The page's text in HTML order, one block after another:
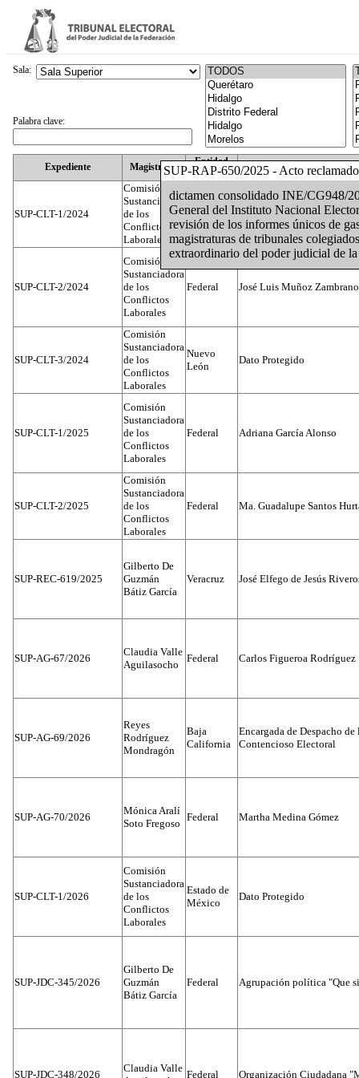
SUP-RAP-650/2025 - Acto reclamado
dictamen consolidado INE/CG948/
General del Instituto Nacional
revisión de los informes únicos de
magistraturas de tribunales
extraordinario del poder judicial de
Expediente Magistrado
Entidad
Federativa
SUP-CLT-1/2024
Comisión
Sustanciadora
de los
Conflictos
Laborales
Federal Juan José Serrato Velasco
SUP-CLT-2/2024
Comisión
Sustanciadora
de los
Conflictos
Laborales
Federal José Luis Muñoz Zambrano
SUP-CLT-3/2024
Comisión
Sustanciadora
de los
Conflictos
Laborales
Nuevo
León
Dato Protegido
SUP-CLT-1/2025
Comisión
Sustanciadora
de los
Conflictos
Laborales
Federal Adriana García Alonso
SUP-CLT-2/2025
Comisión
Sustanciadora
de los
Conflictos
Laborales
Federal Ma. Guadalupe Santos
SUP-REC-619/2025
Gilberto De
Guzmán
Bátiz García
Veracruz José Elfego de Jesús
SUP-AG-67/2026
Claudia Valle
Aguilasocho
Federal Carlos Figueroa Rodríguez
SUP-AG-69/2026
Reyes
Rodríguez
Mondragón
Baja
California
Encargada de Despacho
Contencioso Electoral
SUP-AG-70/2026
Mónica Aralí
Soto Fregoso
Federal Martha Medina Gómez
SUP-CLT-1/2026
Comisión
Sustanciadora
de los
Conflictos
Laborales
Estado de
México
Dato Protegido
SUP-JDC-345/2026
Gilberto De
Guzmán
Bátiz García
Federal Agrupación política "Que
SUP-JDC-348/2026
Claudia Valle
Federal Organización Ciudadana
Sala:
Palabra clave: